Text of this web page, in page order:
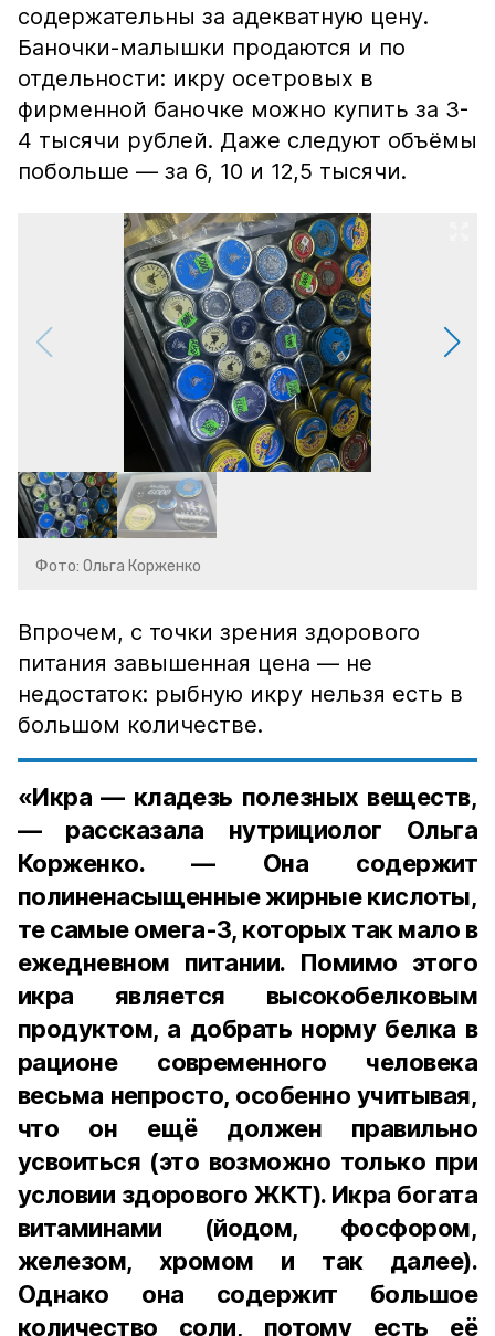
содержательны за адекватную цену.
Баночки-малышки продаются и по
отдельности: икру осетровых в
фирменной баночке можно купить за 3-
4 тысячи рублей. Даже следуют объёмы
побольше — за 6, 10 и 12,5 тысячи.
Фото: Ольга Корженко
Впрочем, с точки зрения здорового
питания завышенная цена — не
недостаток: рыбную икру нельзя есть в
большом количестве.
«Икра — кладезь полезных веществ,
— рассказала нутрициолог Ольга
Корженко. — Она содержит
полиненасыщенные жирные кислоты,
те самые омега-3, которых так мало в
ежедневном питании. Помимо этого
икра является высокобелковым
продуктом, а добрать норму белка в
рационе современного человека
весьма непросто, особенно учитывая,
что он ещё должен правильно
усвоиться (это возможно только при
условии здорового ЖКТ). Икра богата
витаминами (йодом, фосфором,
железом, хромом и так далее).
Однако она содержит большое
количество соли, потому есть её